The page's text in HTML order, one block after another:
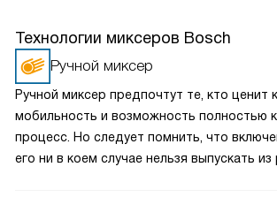
Технологии миксеров Bosch
Ручной миксер
Ручной миксер предпочтут те, кто ценит
мобильность и возможность полностью
процесс. Но следует помнить, что
его ни в коем случае нельзя выпускать из